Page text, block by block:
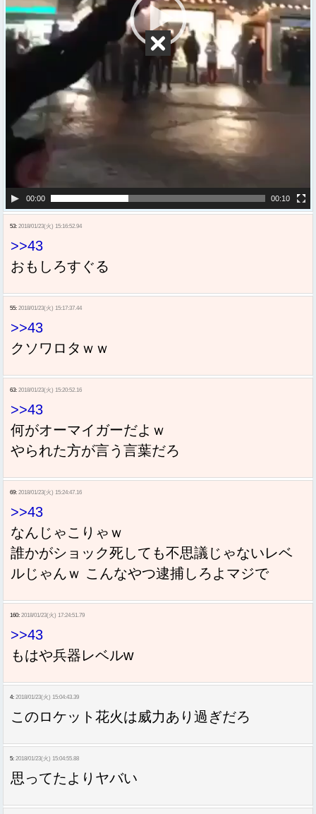
00:00 00:10
53: 2018/01/23(火) 15:16:52.94
>>43
おもしろすぐる
55: 2018/01/23(火) 15:17:37.44
>>43
クソワロタｗｗ
63: 2018/01/23(火) 15:20:52.16
>>43
何がオーマイガーだよｗ
やられた方が言う言葉だろ
69: 2018/01/23(火) 15:24:47.16
>>43
なんじゃこりゃｗ
誰かがショック死しても不思議じゃないレベ
ルじゃんｗ こんなやつ逮捕しろよマジで
160: 2018/01/23(火) 17:24:51.79
>>43
もはや兵器レベルw
4: 2018/01/23(火) 15:04:43.39
このロケット花火は威力あり過ぎだろ
5: 2018/01/23(火) 15:04:55.88
思ってたよりヤバい